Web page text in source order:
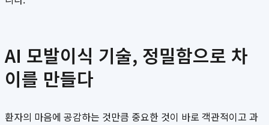
AI 모발이식 기술, 정밀함으로 차
이를 만들다
환자의 마음에 공감하는 것만큼 중요한 것이 바로 객관적이고 과